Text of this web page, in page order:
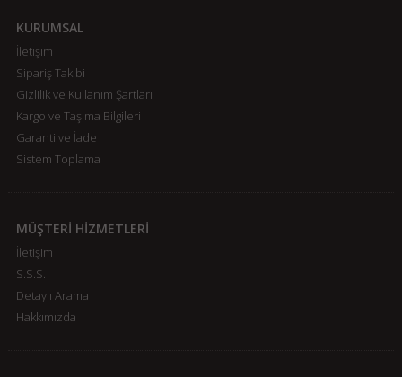
KURUMSAL
İletişim
Sipariş Takibi
Gizlilik ve Kullanım Şartları
Kargo ve Taşıma Bilgileri
Garanti ve İade
Sistem Toplama
MÜŞTERİ HİZMETLERİ
İletişim
S.S.S.
Detaylı Arama
Hakkımızda